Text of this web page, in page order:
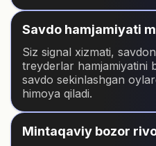
Savdo hamjamiyati
Siz signal xizmati,
treyderlar hamjamiyatini
savdo sekinlashgan
himoya qiladi.
Mintaqaviy bozor